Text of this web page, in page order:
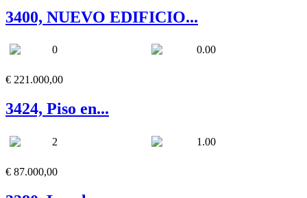
3400, NUEVO EDIFICIO...
0 0.00
€ 221.000,00
3424, Piso en...
2 1.00
€ 87.000,00